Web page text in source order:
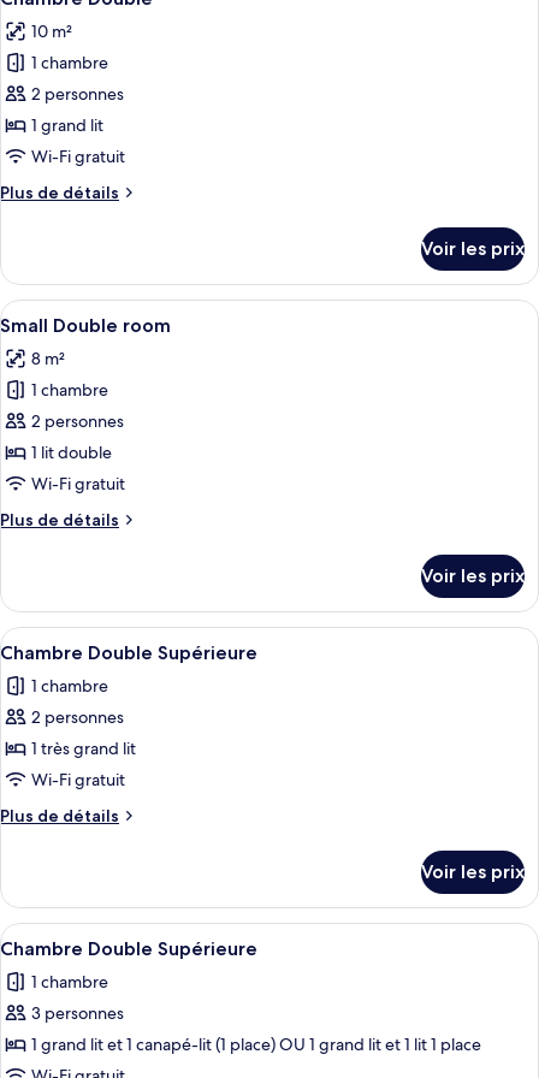
Chambre
Double
toutes
les
photos
pour
ce
type
chambre :
10 m²
1 chambre
2 personnes
1 grand lit
Wi-Fi gratuit
Plus de détails
Plus
le
type
de
Chambre
Double
Voir les prix
Afficher
toutes
les
photos
pour
ce
type
chambre :
room
Une chambre d’hôtel avec un
4
Small Double room
8 m²
1 chambre
2 personnes
1 lit double
Wi-Fi gratuit
Plus de détails
Plus
le
type
de
Small
Double
Voir les prix
Afficher
toutes
les
photos
pour
ce
type
de
Chambre
Double
Supérieure
Une chambre d’hôtel avec un
4
Chambre Double Supérieure
1 chambre
2 personnes
1 très grand lit
Wi-Fi gratuit
Plus de détails
Plus
le
type
de
Chambre
Double
Voir les prix
Afficher
toutes
les
photos
pour
Une chambre d’hôtel avec un
7
Chambre Double Supérieure
1 chambre
3 personnes
1 grand lit et 1 canapé-lit (1 place) OU 1 grand lit et 1 lit 1 place